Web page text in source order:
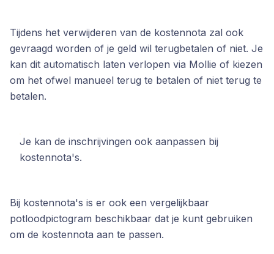
Tijdens het verwijderen van de kostennota zal ook
gevraagd worden of je geld wil terugbetalen of niet. Je
kan dit automatisch laten verlopen via Mollie of kiezen
om het ofwel manueel terug te betalen of niet terug te
betalen.
Je kan de inschrijvingen ook aanpassen bij
kostennota's.
Bij kostennota's is er ook een vergelijkbaar
potloodpictogram beschikbaar dat je kunt gebruiken
om de kostennota aan te passen.